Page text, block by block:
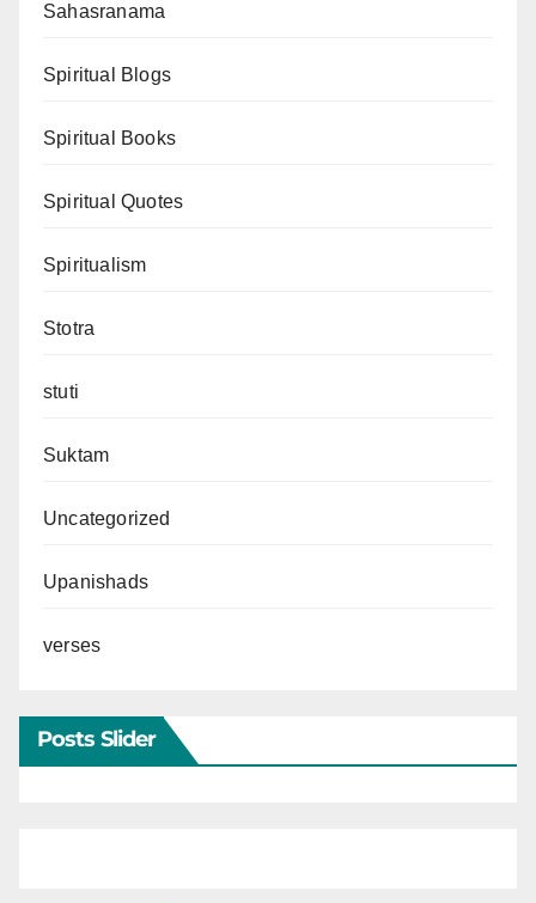
Sahasranama
Spiritual Blogs
Spiritual Books
Spiritual Quotes
Spiritualism
Stotra
stuti
Suktam
Uncategorized
Upanishads
verses
Posts Slider